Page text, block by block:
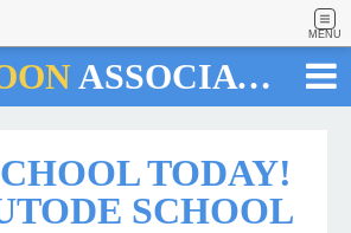
MENU
ASSOCIATION
TODAY!
SCHOOL